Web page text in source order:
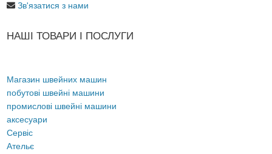
Зв'язатися з нами
НАШІ ТОВАРИ І ПОСЛУГИ
Магазин швейних машин
побутові швейні машини
промислові швейні машини
аксесуари
Сервіс
Ательє